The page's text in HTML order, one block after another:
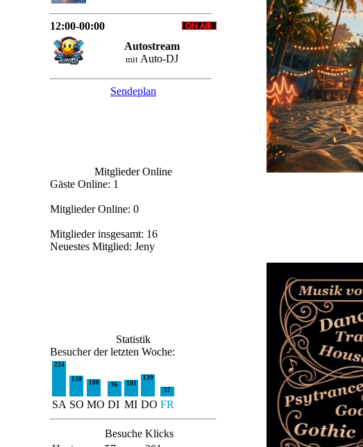
12:00-00:00
Autostream
mit Auto-DJ
Sendeplan
Mitglieder Online
Gäste Online: 1
Mitglieder Online: 0
Mitglieder insgesamt: 16
Neuestes Mitglied: Jeny
Statistik
Besucher der letzten Woche:
224
130
108 96 101
139
57
SA SO MO DI MI DO FR
Besuche Klicks